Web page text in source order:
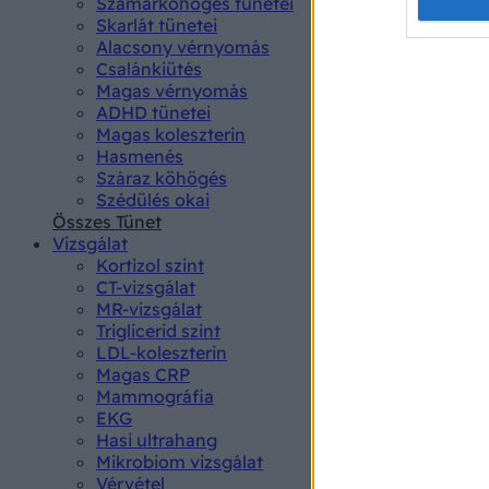
Skarlát tünetei
Alacsony vérnyomás
Csalánkiütés
Magas vérnyomás
ADHD tünetei
Magas koleszterin
Hasmenés
Száraz köhögés
Szédülés okai
Összes Tünet
Vizsgálat
Kortizol szint
CT-vizsgálat
MR-vizsgálat
Triglicerid szint
LDL-koleszterin
Magas CRP
Mammográfia
EKG
Hasi ultrahang
Mikrobiom vizsgálat
Vérvétel